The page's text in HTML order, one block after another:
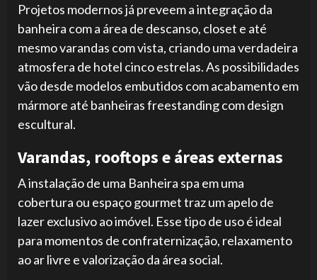
Projetos modernos já preveem a integração da
banheira com a área de descanso, closet e até
mesmo varandas com vista, criando uma verdadeira
atmosfera de hotel cinco estrelas. As possibilidades
vão desde modelos embutidos com acabamento em
mármore até banheiras freestanding com design
escultural.
Varandas, rooftops e áreas externas
A instalação de uma Banheira spa em uma
cobertura ou espaço gourmet traz um apelo de
lazer exclusivo ao imóvel. Esse tipo de uso é ideal
para momentos de confraternização, relaxamento
ao ar livre e valorização da área social.